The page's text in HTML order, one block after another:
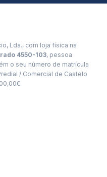
Lda., com loja física na
4550-103, pessoa
o seu número de matrícula
/ Comercial de Castelo